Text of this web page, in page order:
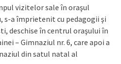
vizitelor sale în oraşul
s-a împrietenit cu pedagogii şi
deschise în centrul oraşului în
– Gimnaziul nr. 6, care apoi a
din satul natal al